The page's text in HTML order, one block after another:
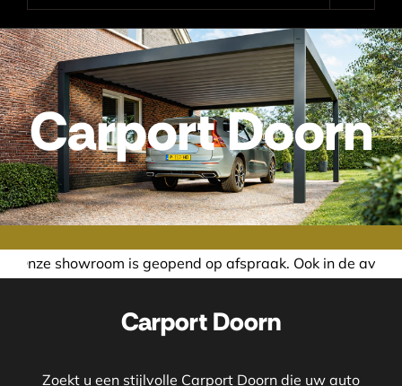
Carport Doorn
is geopend op afspraak. Ook in de avond of in het
Carport Doorn
Zoekt u een stijlvolle Carport Doorn die uw auto